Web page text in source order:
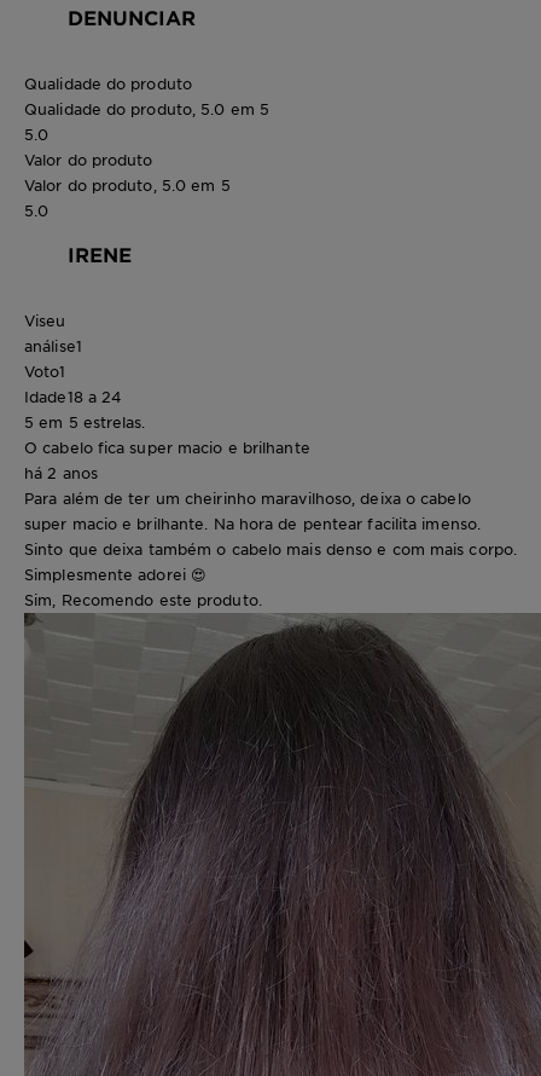
DENUNCIAR
Qualidade do produto
Qualidade do produto, 5.0 em 5
5.0
Valor do produto
Valor do produto, 5.0 em 5
5.0
IRENE
Viseu
análise1
Voto1
Idade18 a 24
5 em 5 estrelas.
O cabelo fica super macio e brilhante
há 2 anos
Para além de ter um cheirinho maravilhoso, deixa o cabelo
super macio e brilhante. Na hora de pentear facilita imenso.
Sinto que deixa também o cabelo mais denso e com mais corpo.
Simplesmente adorei 😍
Sim, Recomendo este produto.